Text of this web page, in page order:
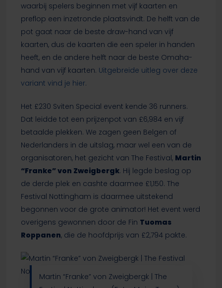
waarbij spelers beginnen met vijf kaarten en
preflop een inzetronde plaatsvindt. De helft van de
pot gaat naar de beste draw-hand van vijf
kaarten, dus de kaarten die een speler in handen
heeft, en de andere helft naar de beste Omaha-
hand van vijf kaarten. Uitgebreide uitleg over deze
variant vind je hier.
Het £230 Sviten Special event kende 36 runners.
Dat leidde tot een prijzenpot van £6,984 en vijf
betaalde plekken. We zagen geen Belgen of
Nederlanders in de uitslag, maar wel een van de
organisatoren, het gezicht van The Festival, Martin
“Franke” von Zweigbergk. Hij legde beslag op
de derde plek en cashte daarmee £1,150. The
Festival Nottingham is daarmee uitstekend
begonnen voor de grote animator! Het event werd
overigens gewonnen door de Fin Tuomas
Roppanen, die de hoofdprijs van £2,794 pakte.
Martin “Franke” von Zweigbergk | The